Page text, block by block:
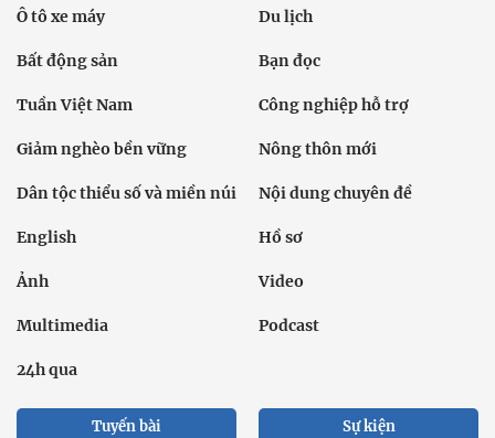
Ô tô xe máy Du lịch
Bất động sản Bạn đọc
Tuần Việt Nam Công nghiệp hỗ trợ
Giảm nghèo bền vững Nông thôn mới
Dân tộc thiểu số và miền núi Nội dung chuyên đề
English Hồ sơ
Ảnh Video
Multimedia Podcast
24h qua
Tuyến bài Sự kiện